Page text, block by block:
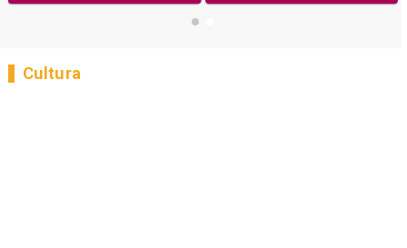
Cultura